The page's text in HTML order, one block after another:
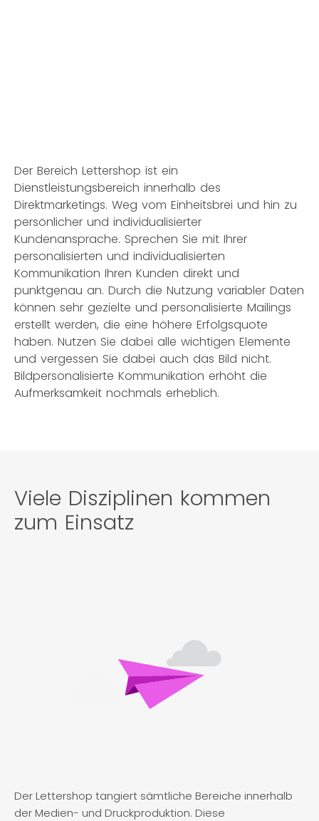
Der Bereich Lettershop ist ein
Dienstleistungsbereich innerhalb des
Direktmarketings. Weg vom Einheitsbrei und hin zu
persönlicher und individualisierter
Kundenansprache. Sprechen Sie mit Ihrer
personalisierten und individualisierten
Kommunikation Ihren Kunden direkt und
punktgenau an. Durch die Nutzung variabler Daten
können sehr gezielte und personalisierte Mailings
erstellt werden, die eine höhere Erfolgsquote
haben. Nutzen Sie dabei alle wichtigen Elemente
und vergessen Sie dabei auch das Bild nicht.
Bildpersonalisierte Kommunikation erhöht die
Aufmerksamkeit nochmals erheblich.
Viele Disziplinen kommen
zum Einsatz
Der Lettershop tangiert sämtliche Bereiche innerhalb
der Medien- und Druckproduktion. Diese